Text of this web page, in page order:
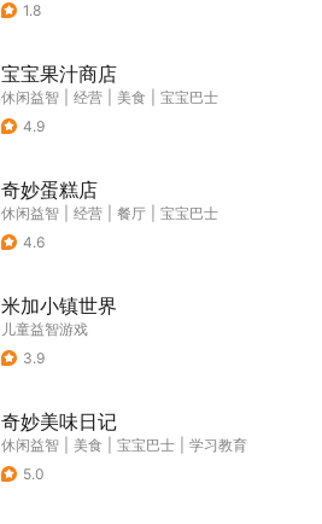
1.8
宝宝果汁商店
休闲益智 经营 美食
宝宝巴士
4.9
奇妙蛋糕店
休闲益智 经营 餐厅
宝宝巴士
4.6
米加小镇世界
儿童益智游戏
3.9
奇妙美味日记
休闲益智 美食 宝宝巴士
学习教育
5.0